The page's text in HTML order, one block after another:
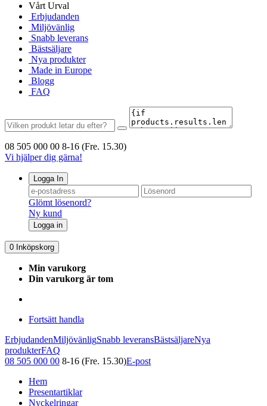
Vårt Urval
Erbjudanden
Miljövänlig
Snabb leverans
Bästsäljare
Nya produkter
Made in Europe
Blogg
FAQ
08 505 000 00 8-16 (Fre. 15.30)
Vi hjälper dig gärna!
Logga In
Glömt lösenord?
Ny kund
Logga in
0 Inköpskorg
Min varukorg
Din varukorg är tom
Fortsätt handla
ErbjudandenMiljövänligSnabb leveransBästsäljareNya
produkterFAQ
08 505 000 00 8-16 (Fre. 15.30)E-post
Hem
Presentartiklar
Nyckelringar